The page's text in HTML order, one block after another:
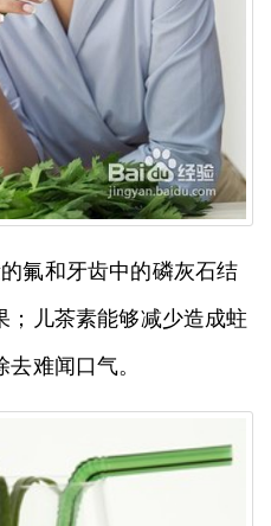
氟和牙齿中的磷灰石结
；儿茶素能够减少造成蛀
难闻口气。